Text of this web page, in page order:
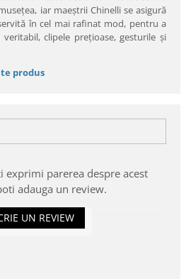
iar maeştrii Chinelli se asigură
în cel mai rafinat mod, pentru a
clipele preţioase, gesturile şi
produs
exprimi parerea despre acest
adauga un review.
UN REVIEW